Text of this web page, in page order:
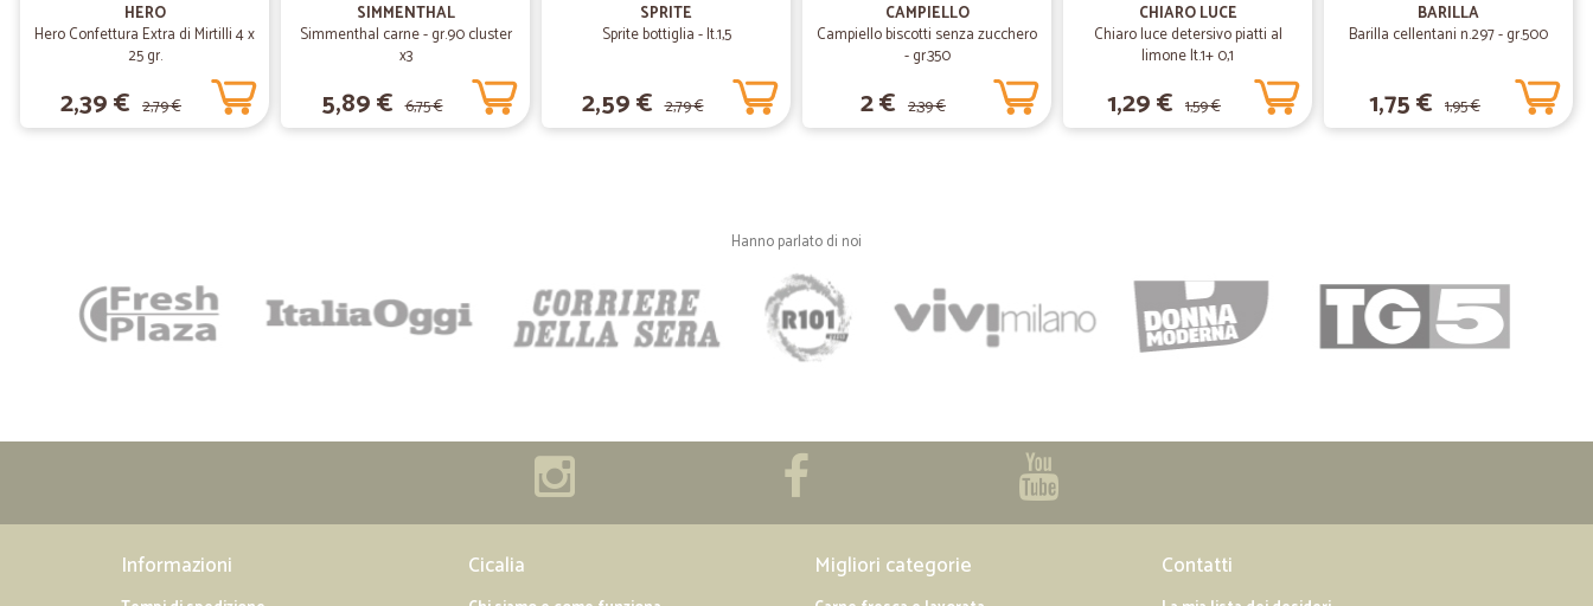
HERO
Hero Confettura Extra di Mirtilli 4 x
25 gr.
2,39 € 2,79 €
SIMMENTHAL
Simmenthal carne - gr.90 cluster
x3
5,89 € 6,75 €
SPRITE
Sprite bottiglia - lt.1,5
2,59 € 2,79 €
CAMPIELLO
Campiello biscotti senza zucchero
- gr.350
2 € 2,39 €
CHIARO LUCE
Chiaro luce detersivo piatti al
limone lt.1+ 0,1
1,29 € 1,59 €
BARILLA
Barilla cellentani n.297 - gr.500
1,75 € 1,95 €
Hanno parlato di noi
Informazioni Cicalia Migliori categorie Contatti